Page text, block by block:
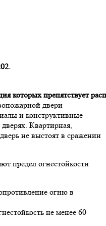
которых препятствует
двери
и конструктивные
Квартирная,
не выстоят в сражении
предел огнестойкости
огню в
не менее 60